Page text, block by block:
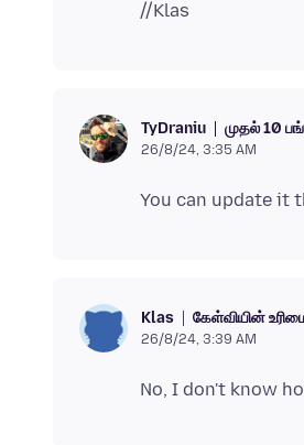
TyDraniu முதல் 10
26/8/24, 3:35 AM
Klas கேள்வியின்
26/8/24, 3:39 AM